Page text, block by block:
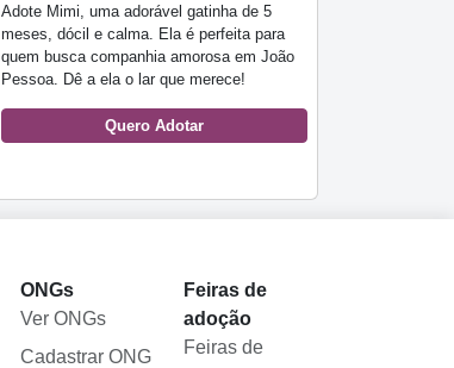
Adote Mimi, uma adorável gatinha de 5
meses, dócil e calma. Ela é perfeita para
quem busca companhia amorosa em João
Pessoa. Dê a ela o lar que merece!
Quero Adotar
ONGs
Ver ONGs
Cadastrar ONG
Feiras de
adoção
Feiras de